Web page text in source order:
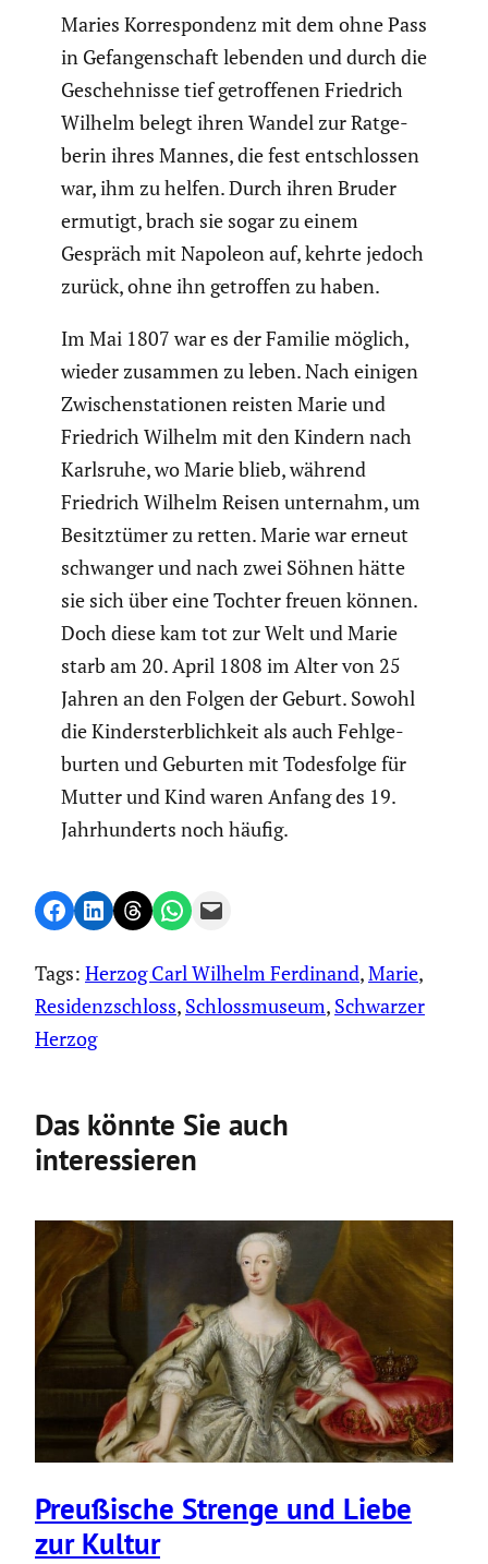
Maries Korre­spon­denz mit dem ohne Pass
in Gefan­gen­schaft lebenden und durch die
Gescheh­nisse tief getrof­fenen Friedrich
Wilhelm belegt ihren Wandel zur Ratge­
berin ihres Mannes, die fest entschlossen
war, ihm zu helfen. Durch ihren Bruder
ermutigt, brach sie sogar zu einem
Gespräch mit Napoleon auf, kehrte jedoch
zurück, ohne ihn getroffen zu haben.
Im Mai 1807 war es der Familie möglich,
wieder zusammen zu leben. Nach einigen
Zwischen­sta­tionen reisten Marie und
Friedrich Wilhelm mit den Kindern nach
Karlsruhe, wo Marie blieb, während
Friedrich Wilhelm Reisen unternahm, um
Besitz­tümer zu retten. Marie war erneut
schwanger und nach zwei Söhnen hätte
sie sich über eine Tochter freuen können.
Doch diese kam tot zur Welt und Marie
starb am 20. April 1808 im Alter von 25
Jahren an den Folgen der Geburt. Sowohl
die Kinder­sterb­lich­keit als auch Fehlge­
burten und Geburten mit Todes­folge für
Mutter und Kind waren Anfang des 19.
Jahrhun­derts noch häufig.
Share on Facebook
Share on LinkedIn
Share on Threads
Share on WhatsApp
Email this Page
Tags: Herzog Carl Wilhelm Ferdinand, Marie
Residenzschloss, Schlossmuseum, Schwarzer
Herzog
Das könnte Sie auch
interessieren
Preußi­sche Strenge und Liebe
zur Kultur